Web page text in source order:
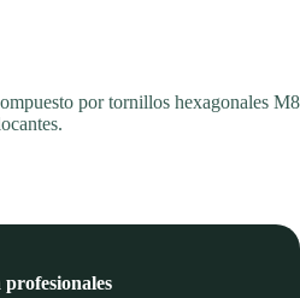
por tornillos hexagonales M8